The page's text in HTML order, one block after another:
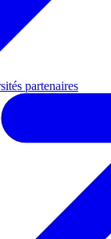
partenaires